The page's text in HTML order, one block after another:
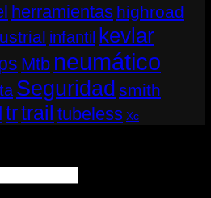
herramientas highroad
infantil kevlar
Mtb neumático
Seguridad smith
trtrail tubeless Xc